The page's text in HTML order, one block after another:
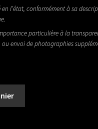
l’état, conformément à sa
particulière à la
envoi de photographies